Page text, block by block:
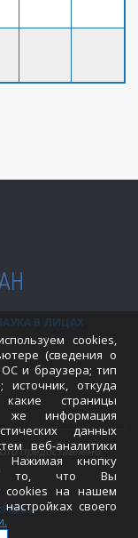
В ЛИЦАХ
предоставлено
cookies,
(сведения о
и браузера; тип
источник, откуда
страницы
же информация
данных
веб-аналитики
Нажимая кнопку
то, что Вы
cookies на нашем
своего
.